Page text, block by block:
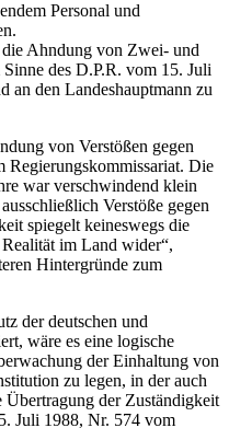
Personal und
Ahndung von Zwei- und
des D.P.R. vom 15. Juli
an den Landeshauptmann zu
von Verstößen gegen
Regierungskommissariat. Die
war verschwindend klein
Verstöße gegen
spiegelt keineswegs die
im Land wider“,
Hintergründe zum
der deutschen und
wäre es eine logische
der Einhaltung von
zu legen, in der auch
der Zuständigkeit
Juli 1988, Nr. 574 vom